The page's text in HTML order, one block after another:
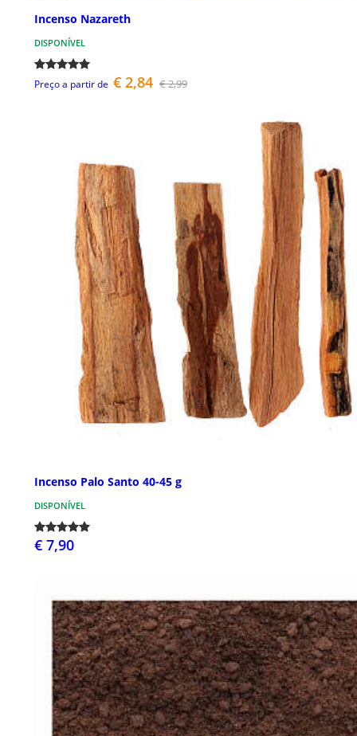
Incenso Nazareth
DISPONÍVEL
Preço a partir de € 2,84 € 2,99
Incenso Palo Santo 40-45 g
DISPONÍVEL
€ 7,90